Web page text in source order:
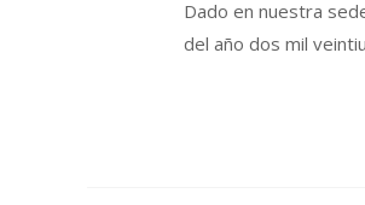
Dado en nuestra
del año dos mil